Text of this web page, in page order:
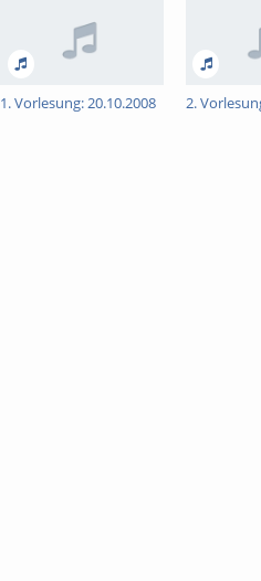
1. Vorlesung: 20.10.2008 2.